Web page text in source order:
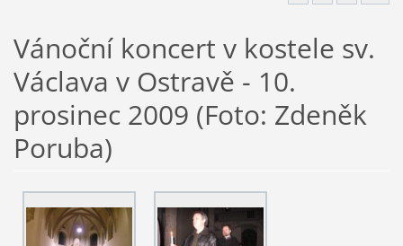
Vánoční koncert v kostele sv.
Václava v Ostravě - 10.
prosinec 2009 (Foto: Zdeněk
Poruba)